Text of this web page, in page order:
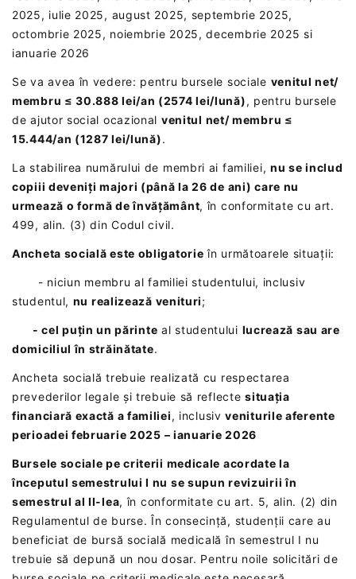
2025, iulie 2025, august 2025, septembrie 2025,
octombrie 2025, noiembrie 2025, decembrie 2025 si
ianuarie 2026
Se va avea în vedere: pentru bursele sociale venitul net/
membru ≤ 30.888 lei/an (2574 lei/lună), pentru bursele
de ajutor social ocazional venitul net/ membru ≤
15.444/an (1287 lei/lună).
La stabilirea numărului de membri ai familiei, nu se includ
copiii deveniți majori (până la 26 de ani) care nu
urmează o formă de învățământ, în conformitate cu art.
499, alin. (3) din Codul civil.
Ancheta socială este obligatorie în următoarele situații:
- niciun membru al familiei studentului, inclusiv
studentul, nu realizează venituri;
- cel puțin un părinte al studentului lucrează sau are
domiciliul în străinătate.
Ancheta socială trebuie realizată cu respectarea
prevederilor legale și trebuie să reflectesituația
financiară exactă a familiei, inclusivveniturile aferente
perioadei februarie 2025 – ianuarie 2026
Bursele sociale pe criterii medicale acordate la
începutul semestrului I nu se supun revizuirii în
semestrul al II-lea, în conformitate cu art. 5, alin. (2) din
Regulamentul de burse. În consecință, studenții care au
beneficiat de bursă socială medicală în semestrul I nu
trebuie să depună un nou dosar. Pentru noile solicitări de